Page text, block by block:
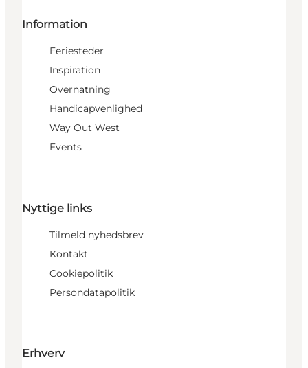
Information
Feriesteder
Inspiration
Overnatning
Handicapvenlighed
Way Out West
Events
Nyttige links
Tilmeld nyhedsbrev
Kontakt
Cookiepolitik
Persondatapolitik
Erhverv